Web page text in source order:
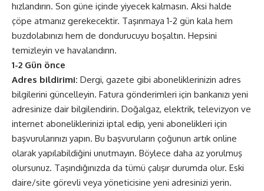
hızlandırın. Son güne içinde yiyecek kalmasın. Aksi halde
çöpe atmanız gerekecektir. Taşınmaya 1-2 gün kala hem
buzdolabınızı hem de dondurucuyu boşaltın. Hepsini
temizleyin ve havalandırın.
1-2 Gün önce
Adres bildirimi: Dergi, gazete gibi aboneliklerinizin adres
bilgilerini güncelleyin. Fatura gönderimleri için bankanızı yeni
adresinize dair bilgilendirin. Doğalgaz, elektrik, televizyon ve
internet aboneliklerinizi iptal edip, yeni abonelikleri için
başvurularınızı yapın. Bu başvuruların çoğunun artık online
olarak yapılabildiğini unutmayın. Böylece daha az yorulmuş
olursunuz. Taşındığınızda da tümü çalışır durumda olur. Eski
daire/site görevli veya yöneticisine yeni adresinizi yerin.